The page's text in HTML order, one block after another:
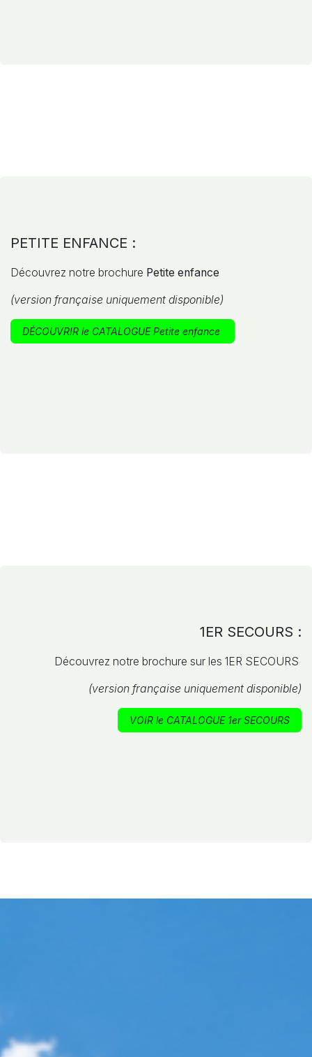
PETITE ENFANCE :
Découvrez notre brochure Petite enfance
(version française uniquement disponible)
DÉCOUVRIR le CATALOGUE Petite enfance
1ER SECOURS :
Découvrez notre brochure sur les 1ER SECOURS
(version française uniquement disponible)
VOIR le CATALOGUE 1er SECOURS